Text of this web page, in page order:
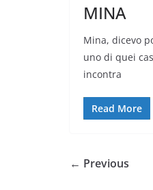
MINA
Mina, dicevo
uno di quei
incontra
Read More
← Previous